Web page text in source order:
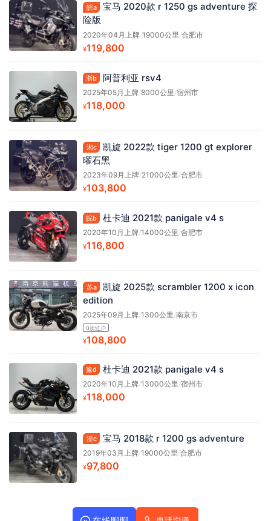
皖a
宝马 2020款 r 1250 gs adventure 探
险版
2020年04月上牌/19000公里 /合肥市
¥119,800
浙b 阿普利亚 rsv4
2025年05月上牌/8000公里 /宿州市
¥118,000
湘c
凯旋 2022款 tiger 1200 gt explorer
曜石黑
2023年09月上牌/21000公里 /合肥市
¥103,800
皖b 杜卡迪 2021款 panigale v4 s
2020年10月上牌/14000公里 /合肥市
¥116,800
苏a
凯旋 2025款 scrambler 1200 x icon
edition
2025年09月上牌/1300公里 /南京市
0次过户
¥108,800
豫d 杜卡迪 2021款 panigale v4 s
2020年10月上牌/13000公里/宿州市
¥118,000
浙c 宝马 2018款 r 1200 gs adventure
2019年03月上牌/19000公里/合肥市
¥97,800